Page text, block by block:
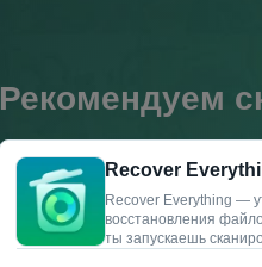
Рекомендуем
Recover Everything —
восстановления
ты запускаешь